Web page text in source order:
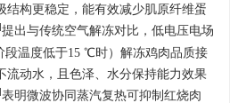
结构更稳定，能有效减少肌原纤维蛋
提出与传统空气解冻对比，低电压电场
段温度低于15 ℃时）解冻鸡肉品质接
流动水，且色泽、水分保持能力效果
表明微波协同蒸汽复热可抑制红烧肉